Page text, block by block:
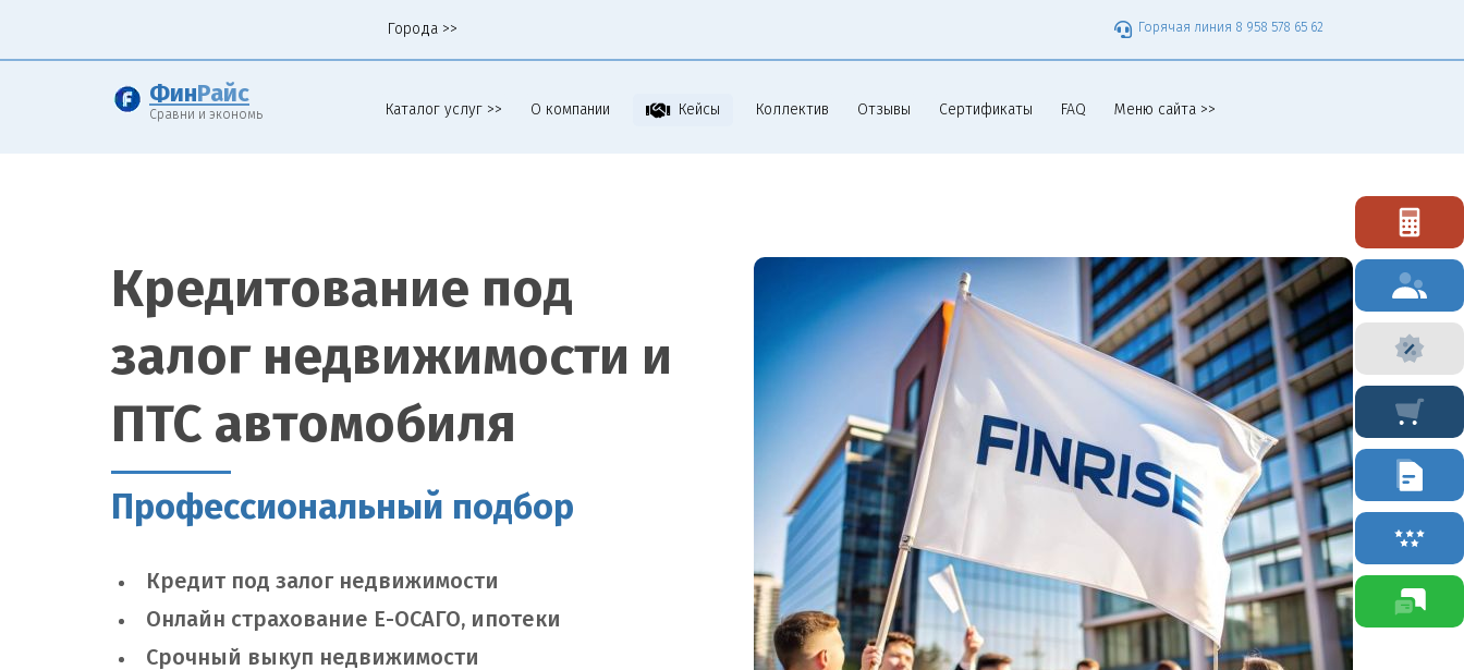
Города >> Горячая линия 8 958 578 65 62
Фин Райс
Сравни и экономь Каталог услуг >> О компании Кейсы Коллектив Отзывы Сертификаты FAQ Меню сайта >>
Кредитование под
залог недвижимости и
ПТС автомобиля
Профессиональный подбор
Кредит под залог недвижимости
Онлайн страхование Е-ОСАГО, ипотеки
Срочный выкуп недвижимости